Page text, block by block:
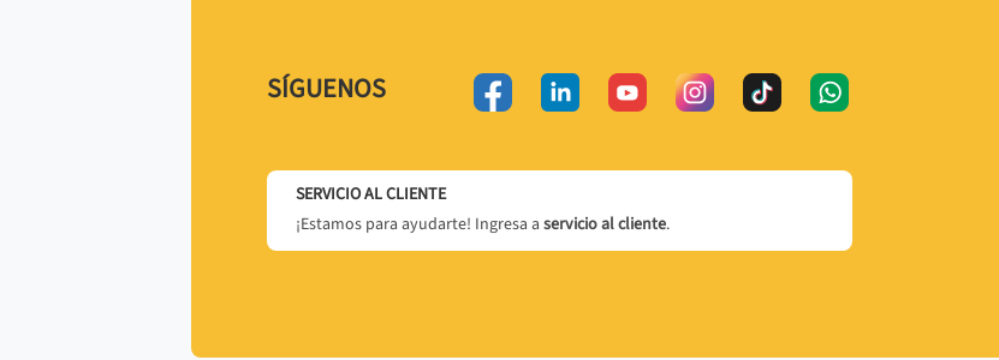
SÍGUENOS
SERVICIO AL CLIENTE
¡Estamos para ayudarte! Ingresa a servicio al cliente.